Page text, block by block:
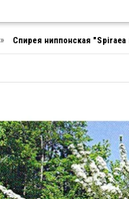
» Спирея ниппонская